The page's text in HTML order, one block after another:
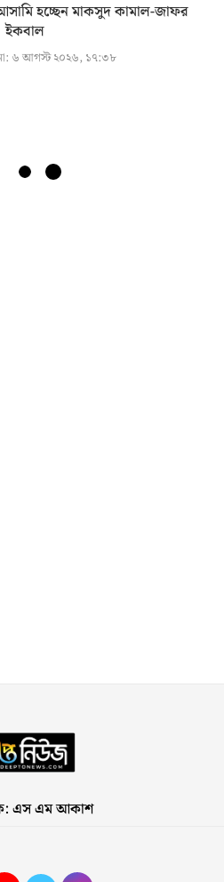
হচ্ছেন মাকসুদ কামাল-জাফর
ইকবাল
৬ আগস্ট ২০২৬, ১৭:৩৮
এস এম আকাশ